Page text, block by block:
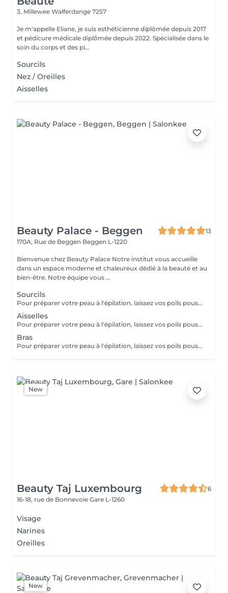
3, Millewee Walferdange 7257
Je m'appelle Eliane, je suis esthéticienne diplômée depuis 2017
et pédicure médicale diplômée depuis 2022. Spécialisée dans le
soin du corps et des pi...
Sourcils
Nez / Oreilles
Aisselles
Beauty Palace - Beggen
13
170A, Rue de Beggen Beggen L-1220
Bienvenue chez Beauty Palace Notre institut vous accueille
dans un espace moderne et chaleureux dédié à la beauté et au
bien-être. Notre équipe vous ...
Sourcils
Pour préparer votre peau à l'épilation, laissez vos poils pousser pendant au moins deux semaines après le dernier rasage pour assurer une longueur adéquate. Il est également recommandé, mais non indispensable, d'effectuer un gommage doux 24 heures avant la séance pour éliminer les cellules mortes et faciliter l'extraction des poils. Le jour de l'épilation, évitez d'appliquer des crèmes ou des huiles sur la zone concernée afin d'assurer une bonne adhérence de la cire. Enfin, protégez votre peau en évitant l'exposition au soleil ou les séances de bronzage, qui pourraient la rendre plus sensible et irritable.
Aisselles
Pour préparer votre peau à l'épilation, laissez vos poils pousser pendant au moins deux semaines après le dernier rasage pour assurer une longueur adéquate. Il est également recommandé, mais non indispensable, d'effectuer un gommage doux 24 heures avant la séance pour éliminer les cellules mortes et faciliter l'extraction des poils. Le jour de l'épilation, évitez d'appliquer des crèmes ou des huiles sur la zone concernée afin d'assurer une bonne adhérence de la cire. Enfin, protégez votre peau en évitant l'exposition au soleil ou les séances de bronzage, qui pourraient la rendre plus sensible et irritable.
Bras
Pour préparer votre peau à l'épilation, laissez vos poils pousser pendant au moins deux semaines après le dernier rasage pour assurer une longueur adéquate. Il est également recommandé, mais non indispensable, d'effectuer un gommage doux 24 heures avant la séance pour éliminer les cellules mortes et faciliter l'extraction des poils. Le jour de l'épilation, évitez d'appliquer des crèmes ou des huiles sur la zone concernée afin d'assurer une bonne adhérence de la cire. Enfin, protégez votre peau en évitant l'exposition au soleil ou les séances de bronzage, qui pourraient la rendre plus sensible et irritable.
New
Beauty Taj Luxembourg
6
16-18, rue de Bonnevoie Gare L-1260
Visage
Narines
Oreilles
New